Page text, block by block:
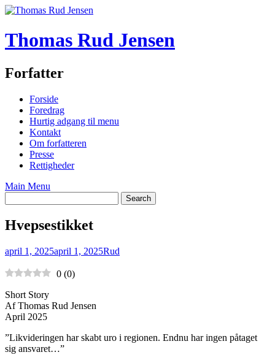
Skip
content
Thomas Rud Jensen
Forfatter
Forside
Foredrag
Hurtig adgang til menu
Kontakt
Om forfatteren
Presse
Rettigheder
Main Menu
Hvepsestikket
april 1, 2025april 1, 2025Rud
0 (0)
Short Story
Af Thomas Rud Jensen
April 2025
”Likvideringen har skabt uro i regionen. Endnu har ingen påtaget
sig ansvaret…”